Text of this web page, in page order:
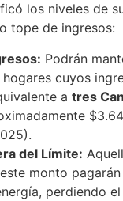
los niveles de
tope de ingresos:
Podrán
cuyos
a tres
del Límite:
monto pagarán
perdiendo